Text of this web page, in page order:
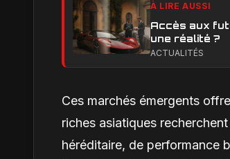
À LIRE AUSSI
Accès aux
une réalité ?
ACTUALITÉS
Ces marchés émergents
riches asiatiques
héréditaire, de performance